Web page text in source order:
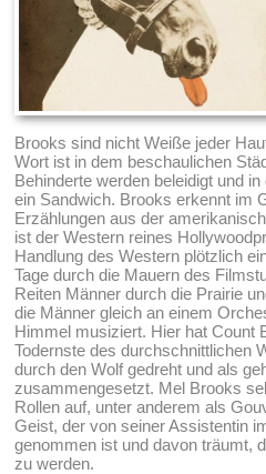
Brooks sind nicht Weiße jeder
Wort ist in dem beschaulichen
Behinderte werden beleidigt und
ein Sandwich. Brooks erkennt im
Erzählungen aus der
ist der Western reines
Handlung des Western plötzlich
Tage durch die Mauern des
Reiten Männer durch die Prairie
die Männer gleich an einem
Himmel musiziert. Hier hat Count
Todernste des durchschnittlichen
durch den Wolf gedreht und als
zusammengesetzt. Mel Brooks
Rollen auf, unter anderem als
Geist, der von seiner Assistentin
genommen ist und davon träumt,
zu werden.